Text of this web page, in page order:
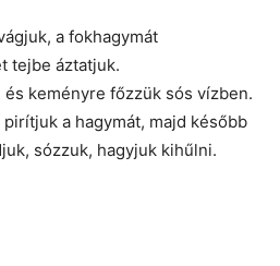
a fokhagymát
tejbe áztatjuk.
keményre főzzük sós vízben.
a hagymát, majd később
sózzuk, hagyjuk kihűlni.